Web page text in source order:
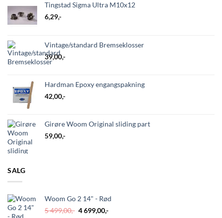
Tingstad Sigma Ultra M10x12
6,29,-
Vintage/standard Bremseklosser
39,00,-
Hardman Epoxy engangspakning
42,00,-
Girøre Woom Original sliding part
59,00,-
SALG
Woom Go 2 14" - Rød
5 499,00,- Opprinnelig
4 699,00,-Nåværende